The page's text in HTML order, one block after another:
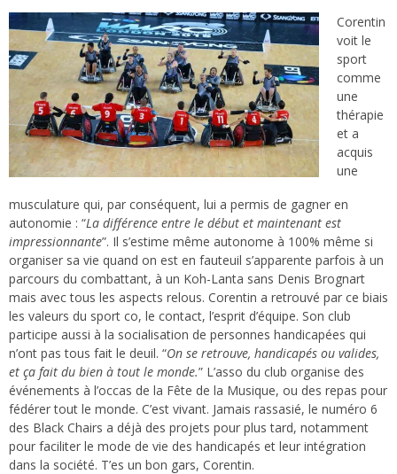
Corentin
voit le
sport
comme
une
thérapie
et a
acquis
une
musculature qui, par conséquent, lui a permis de gagner en
autonomie : “La différence entre le début et maintenant est
impressionnante”. Il s’estime même autonome à 100% même si
organiser sa vie quand on est en fauteuil s’apparente parfois à un
parcours du combattant, à un Koh-Lanta sans Denis Brognart
mais avec tous les aspects relous. Corentin a retrouvé par ce biais
les valeurs du sport co, le contact, l’esprit d’équipe. Son club
participe aussi à la socialisation de personnes handicapées qui
n’ont pas tous fait le deuil. “On se retrouve, handicapés ou valides,
et ça fait du bien à tout le monde.” L’asso du club organise des
événements à l’occas de la Fête de la Musique, ou des repas pour
fédérer tout le monde. C’est vivant. Jamais rassasié, le numéro 6
des Black Chairs a déjà des projets pour plus tard, notamment
pour faciliter le mode de vie des handicapés et leur intégration
dans la société. T’es un bon gars, Corentin.